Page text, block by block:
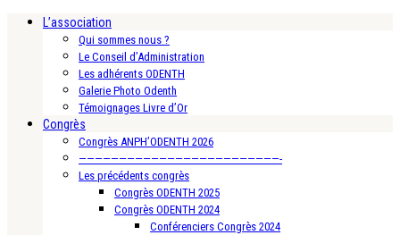
L’association
Qui sommes nous ?
Le Conseil d’Administration
Les adhérents ODENTH
Galerie Photo Odenth
Témoignages Livre d’Or
Congrès
Congrès ANPH’ODENTH 2026
—————————————————————————-
Les précédents congrès
Congrès ODENTH 2025
Congrès ODENTH 2024
Conférenciers Congrès 2024